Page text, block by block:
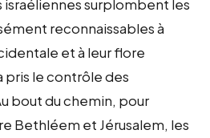
surplombent les
reconnaissables à
et à leur flore
pris le contrôle des
bout du chemin, pour
Bethléem et Jérusalem, les